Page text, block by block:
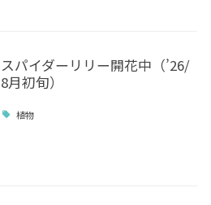
スパイダーリリー開花中（’26/
8月初旬）
植物